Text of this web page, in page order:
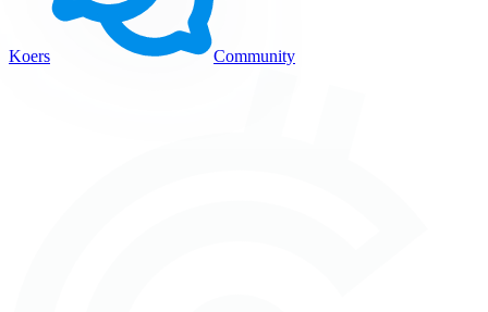
Koers Community